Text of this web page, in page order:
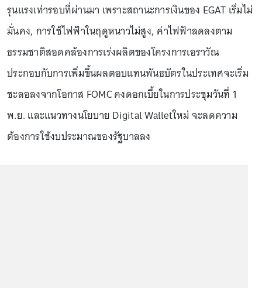
รุนแรงเท่ารอบที่ผ่านมา เพราะสถานะการเงินของ EGAT เริ่มไม่
มั่นคง, การใช้ไฟฟ้าในฤดูหนาวไม่สูง, ค่าไฟฟ้าลดลงตาม
ธรรมชาติสอดคล้องการเร่งผลิตของโครงการเอราวัณ
ประกอบกับการเพิ่มขึ้นผลตอบแทนพันธบัตรในประเทศจะเริ่ม
ชะลอลงจากโอกาส FOMC คงดอกเบี้ยในการประชุมวันที่ 1
พ.ย. และแนวทางนโยบาย Digital Walletใหม่ จะลดความ
ต้องการใช้งบประมาณของรัฐบาลลง